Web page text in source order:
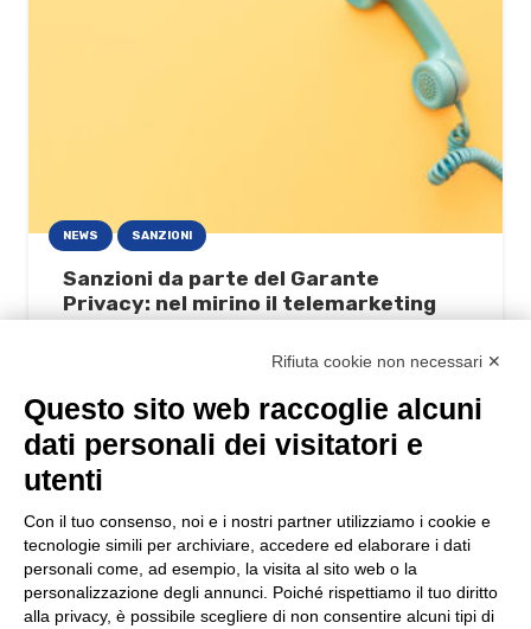
NEWS SANZIONI
Sanzioni da parte del Garante
Privacy: nel mirino il telemarketing
Rifiuta cookie non necessari ✕
Questo sito web raccoglie alcuni
dati personali dei visitatori e
utenti
Con il tuo consenso, noi e i nostri partner utilizziamo i cookie e
tecnologie simili per archiviare, accedere ed elaborare i dati
personali come, ad esempio, la visita al sito web o la
personalizzazione degli annunci. Poiché rispettiamo il tuo diritto
alla privacy, è possibile scegliere di non consentire alcuni tipi di